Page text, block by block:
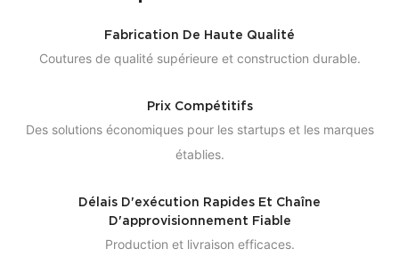
Fabrication De Haute Qualité
Coutures de qualité supérieure et construction durable.
Prix ​​compétitifs
Des solutions économiques pour les startups et les marques
établies.
Délais D'exécution Rapides Et Chaîne
D'approvisionnement Fiable
Production et livraison efficaces.